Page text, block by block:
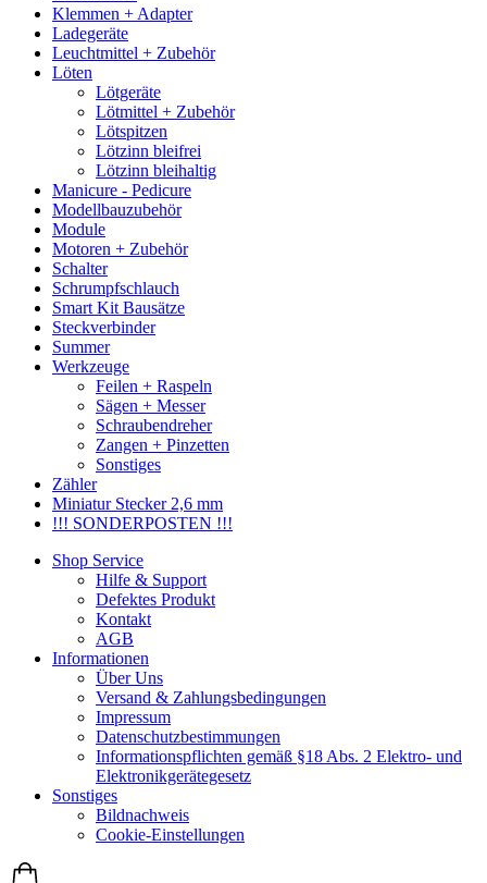
Klemmen + Adapter
Ladegeräte
Leuchtmittel + Zubehör
Löten
Lötgeräte
Lötmittel + Zubehör
Lötspitzen
Lötzinn bleifrei
Lötzinn bleihaltig
Manicure - Pedicure
Modellbauzubehör
Module
Motoren + Zubehör
Schalter
Schrumpfschlauch
Smart Kit Bausätze
Steckverbinder
Summer
Werkzeuge
Feilen + Raspeln
Sägen + Messer
Schraubendreher
Zangen + Pinzetten
Sonstiges
Zähler
Miniatur Stecker 2,6 mm
!!! SONDERPOSTEN !!!
Shop Service
Hilfe & Support
Defektes Produkt
Kontakt
AGB
Informationen
Über Uns
Versand & Zahlungsbedingungen
Impressum
Datenschutzbestimmungen
Informationspflichten gemäß §18 Abs. 2 Elektro- und
Elektronikgerätegesetz
Sonstiges
Bildnachweis
Cookie-Einstellungen